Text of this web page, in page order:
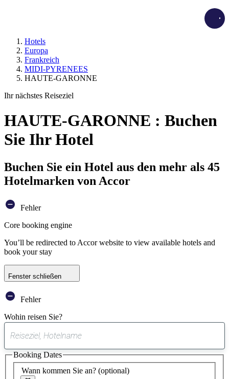
Hotels
Europa
Frankreich
MIDI-PYRENEES
HAUTE-GARONNE
Ihr nächstes Reiseziel
HAUTE-GARONNE : Buchen
Sie Ihr Hotel
Buchen Sie ein Hotel aus den mehr als 45
Hotelmarken von Accor
Fehler
Core booking engine
You’ll be redirected to Accor website to view available hotels and
book your stay
Fenster schließen
Fehler
Wohin reisen Sie?
gefundener
Vorschlag
Wann kommen Sie an? (optional)
Booking Dates